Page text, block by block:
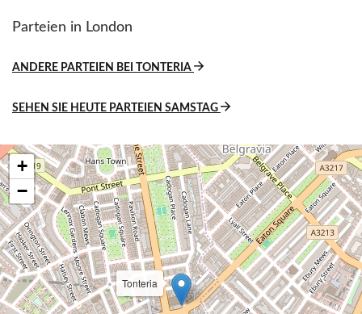
Parteien in London
ANDERE PARTEIEN BEI TONTERIA
SEHEN SIE HEUTE PARTEIEN SAMSTAG